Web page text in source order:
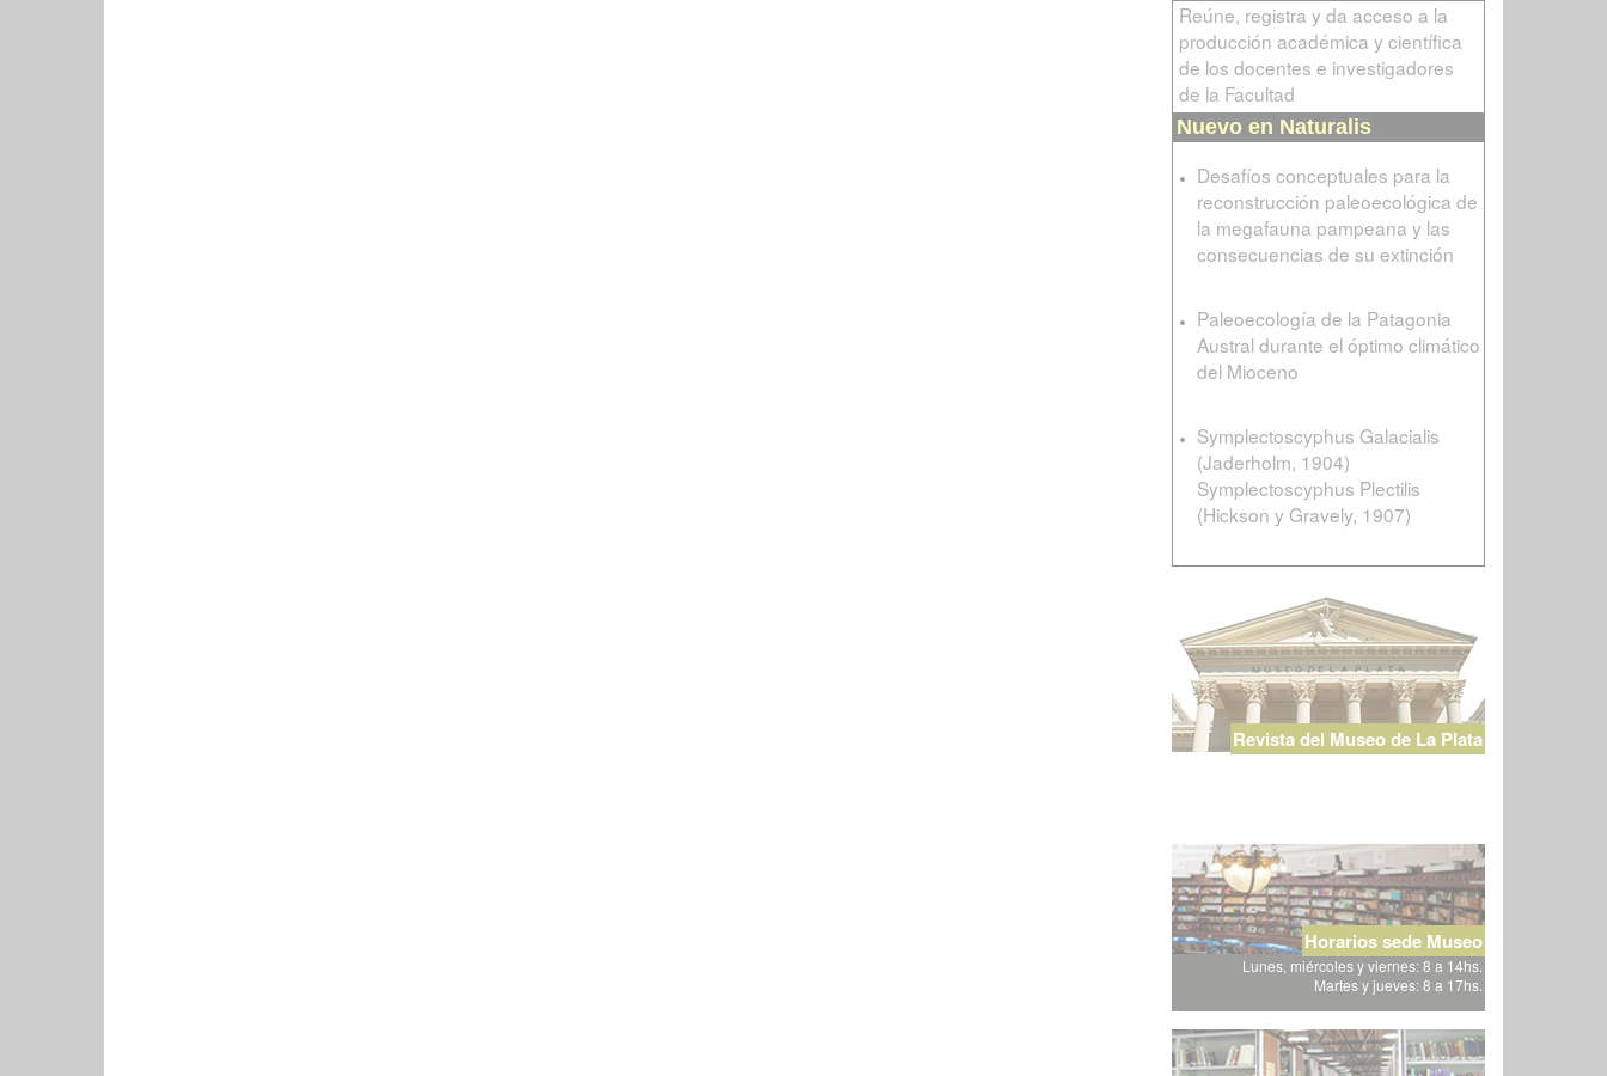
Reúne, registra y da acceso a la
producción académica y científica
de los docentes e investigadores
de la Facultad
Nuevo en Naturalis
Desafíos conceptuales para la
reconstrucción paleoecológica de
la megafauna pampeana y las
consecuencias de su extinción
Paleoecología de la Patagonia
Austral durante el óptimo climático
del Mioceno
Symplectoscyphus Galacialis
(Jaderholm, 1904)
Symplectoscyphus Plectilis
(Hickson y Gravely, 1907)
Revista del Museo de La Plata
Horarios sede Museo
Lunes, miércoles y viernes: 8 a 14hs.
Martes y jueves: 8 a 17hs.